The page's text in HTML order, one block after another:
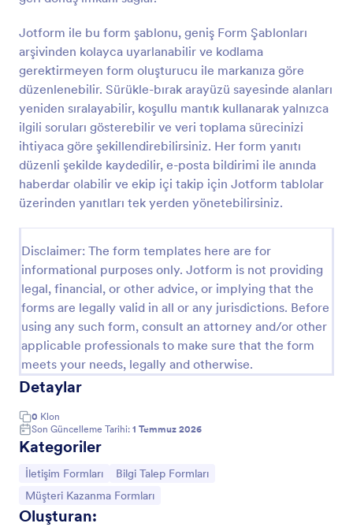
Jotform ile bu form şablonu, geniş Form Şablonları
arşivinden kolayca uyarlanabilir ve kodlama
gerektirmeyen form oluşturucu ile markanıza göre
düzenlenebilir. Sürükle-bırak arayüzü sayesinde alanları
yeniden sıralayabilir, koşullu mantık kullanarak yalnızca
ilgili soruları gösterebilir ve veri toplama sürecinizi
ihtiyaca göre şekillendirebilirsiniz. Her form yanıtı
düzenli şekilde kaydedilir, e-posta bildirimi ile anında
haberdar olabilir ve ekip içi takip için Jotform tablolar
üzerinden yanıtları tek yerden yönetebilirsiniz.
Disclaimer: The form templates here are for
informational purposes only. Jotform is not providing
legal, financial, or other advice, or implying that the
forms are legally valid in all or any jurisdictions. Before
using any such form, consult an attorney and/or other
applicable professionals to make sure that the form
meets your needs, legally and otherwise.
Detaylar
0 Klon
Son Güncelleme Tarihi: 1 Temmuz 2026
Kategoriler
Kategoriye git:
İletişim Formları Kategoriye git:
Bilgi Talep Formları
Kategoriye git:
Müşteri Kazanma Formları
Oluşturan:
Müşteri Bilgi Formu
tanıyabileceğiniz bir müşteri bilgi sayfasına
ihtiyacınız varsa, bu şablon size yardımcı olacak
bölümler içerir. Kişisel bilgileri, tıbbi bakım için
mevcut doktoru, işvereni, eğitimi gibi bilgileri
toplamak için bu bilgi formu şablonunu kullanın.
Go to Category:
Müşteri Kazanma Formları
Şablon Kullan
Önizleme